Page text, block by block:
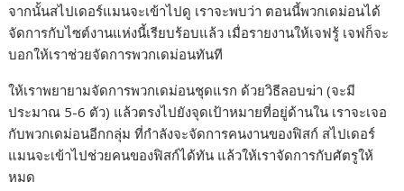
จากนั้นสไปเดอร์แมนจะเข้าไปดู เราจะพบว่า ตอนนี้พวกเดม่อนได้
จัดการกับไซต์งานแห่งนี้เรียบร้อบแล้ว เมื่อรายงานให้เจฟรู้ เจฟก็จะ
บอกให้เราช่วยจัดการพวกเดม่อนทันที
ให้เราพยายามจัดการพวกเดม่อนชุดแรก ด้วยวิธีลอบฆ่า (จะมี
ประมาณ 5-6 ตัว) แล้วตรงไปยังจุดเป้าหมายที่อยู่ด้านใน เราจะเจอ
กับพวกเดม่อนอีกกลุ่ม ที่กำลังจะจัดการคนงานของฟิสก์ สไปเดอร์
แมนจะเข้าไปช่วยคนของฟิสก์ได้ทัน แล้วให้เราจัดการกับศัตรูให้
หมด